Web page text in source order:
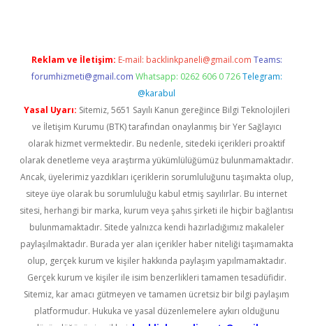
Reklam ve İletişim: E-mail: backlinkpaneli@gmail.com Teams:
forumhizmeti@gmail.com Whatsapp: 0262 606 0 726 Telegram:
@karabul
Yasal Uyarı: Sitemiz, 5651 Sayılı Kanun gereğince Bilgi Teknolojileri
ve İletişim Kurumu (BTK) tarafından onaylanmış bir Yer Sağlayıcı
olarak hizmet vermektedir. Bu nedenle, sitedeki içerikleri proaktif
olarak denetleme veya araştırma yükümlülüğümüz bulunmamaktadır.
Ancak, üyelerimiz yazdıkları içeriklerin sorumluluğunu taşımakta olup,
siteye üye olarak bu sorumluluğu kabul etmiş sayılırlar. Bu internet
sitesi, herhangi bir marka, kurum veya şahıs şirketi ile hiçbir bağlantısı
bulunmamaktadır. Sitede yalnızca kendi hazırladığımız makaleler
paylaşılmaktadır. Burada yer alan içerikler haber niteliği taşımamakta
olup, gerçek kurum ve kişiler hakkında paylaşım yapılmamaktadır.
Gerçek kurum ve kişiler ile isim benzerlikleri tamamen tesadüfidir.
Sitemiz, kar amacı gütmeyen ve tamamen ücretsiz bir bilgi paylaşım
platformudur. Hukuka ve yasal düzenlemelere aykırı olduğunu